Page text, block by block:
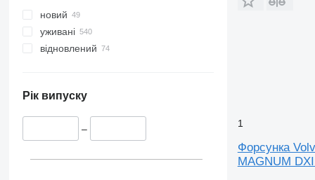
новий
уживані
відновлений
Рік випуску
–
1
Форсунка
MAGNUM